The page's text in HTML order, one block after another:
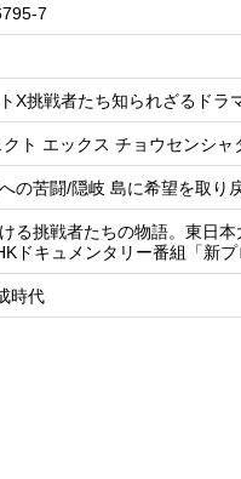
7
X挑戦者たち知られざるドラ
ト エックス チョウセンシャ
の苦闘/隠岐 島に希望を取り
る挑戦者たちの物語。東日
ドキュメンタリー番組「新
時代